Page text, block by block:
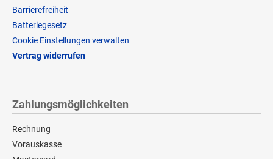
Barrierefreiheit
Batteriegesetz
Cookie Einstellungen verwalten
Vertrag widerrufen
Zahlungsmöglichkeiten
Rechnung
Vorauskasse